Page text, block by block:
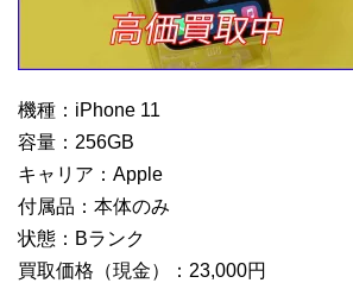
機種：iPhone 11
容量：256GB
キャリア：Apple
付属品：本体のみ
状態：Bランク
買取価格（現金）：23,000円